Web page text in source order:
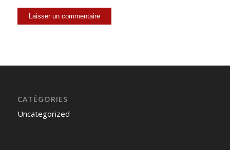
CATÉGORIES
Uncategorized